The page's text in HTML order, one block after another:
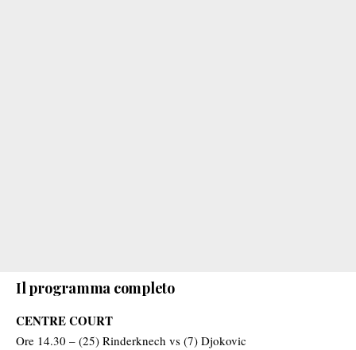
Il programma completo
CENTRE COURT
Ore 14.30 – (25) Rinderknech vs (7) Djokovic